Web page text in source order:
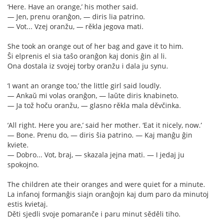
‘Here. Have an orange,’ his mother said.
— Jen, prenu oranĝon, — diris lia patrino.
— Vot... Vzej oranžu, — rěkla jegova mati.
She took an orange out of her bag and gave it to him.
Ŝi elprenis el sia taŝo oranĝon kaj donis ĝin al li.
Ona dostala iz svojej torby oranžu i dala ju synu.
‘I want an orange too,’ the little girl said loudly.
— Ankaŭ mi volas oranĝon, — laŭte diris knabineto.
— Ja tož hoču oranžu, — glasno rěkla mala děvčinka.
‘All right. Here you are,’ said her mother. ‘Eat it nicely, now.’
— Bone. Prenu do, — diris ŝia patrino. — Kaj manĝu ĝin
kviete.
— Dobro... Vot, braj, — skazala jejna mati. — I jedaj ju
spokojno.
The children ate their oranges and were quiet for a minute.
La infanoj formanĝis siajn oranĝojn kaj dum paro da minutoj
estis kvietaj.
Děti sjedli svoje pomaranče i paru minut sěděli tiho.